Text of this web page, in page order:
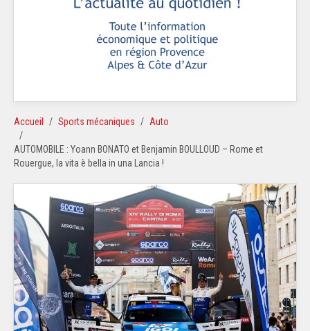
Accueil Sports mécaniques Auto
AUTOMOBILE : Yoann BONATO et Benjamin BOULLOUD – Rome et
Rouergue, la vita è bella in una Lancia !